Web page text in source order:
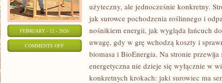
FEBRUARY - 12 - 2026
COMMENTS OFFON
ODNAWIALNA
użyteczny, ale jednocześnie konkretny.
jak surowce pochodzenia roślinnego i
nośnikiem energii, jak wygląda łańcuch
uwagę, gdy w grę wchodzą koszty i
biomasa i BioEnergia. Na stronie przewija
energetyczna nie dzieje się wyłącznie w
konkretnych krokach: jaki surowiec ma